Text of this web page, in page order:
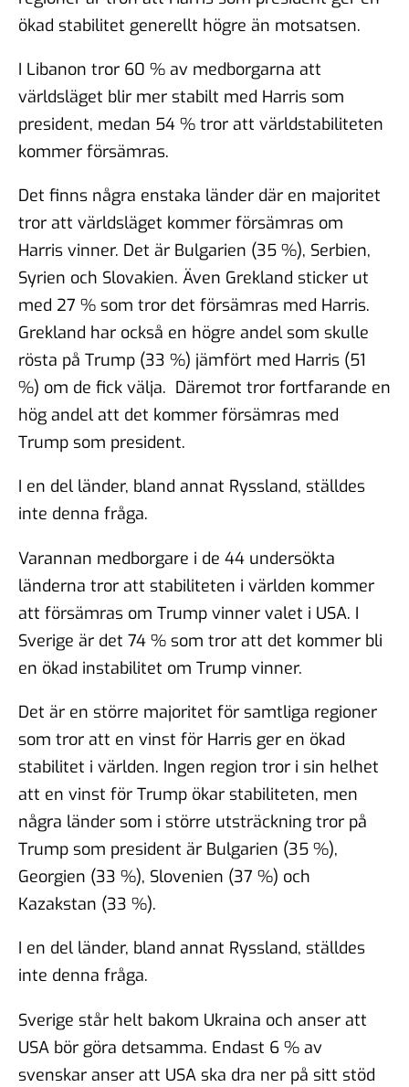
ökad stabilitet generellt högre än motsatsen.
I Libanon tror 60 % av medborgarna att
världsläget blir mer stabilt med Harris som
president, medan 54 % tror att världstabiliteten
kommer försämras.
Det finns några enstaka länder där en majoritet
tror att världsläget kommer försämras om
Harris vinner. Det är Bulgarien (35 %), Serbien,
Syrien och Slovakien. Även Grekland sticker ut
med 27 % som tror det försämras med Harris.
Grekland har också en högre andel som skulle
rösta på Trump (33 %) jämfört med Harris (51
%) om de fick välja. Däremot tror fortfarande en
hög andel att det kommer försämras med
Trump som president.
I en del länder, bland annat Ryssland, ställdes
inte denna fråga.
Varannan medborgare i de 44 undersökta
länderna tror att stabiliteten i världen kommer
att försämras om Trump vinner valet i USA. I
Sverige är det 74 % som tror att det kommer bli
en ökad instabilitet om Trump vinner.
Det är en större majoritet för samtliga regioner
som tror att en vinst för Harris ger en ökad
stabilitet i världen. Ingen region tror i sin helhet
att en vinst för Trump ökar stabiliteten, men
några länder som i större utsträckning tror på
Trump som president är Bulgarien (35 %),
Georgien (33 %), Slovenien (37 %) och
Kazakstan (33 %).
I en del länder, bland annat Ryssland, ställdes
inte denna fråga.
Sverige står helt bakom Ukraina och anser att
USA bör göra detsamma. Endast 6 % av
svenskar anser att USA ska dra ner på sitt stöd